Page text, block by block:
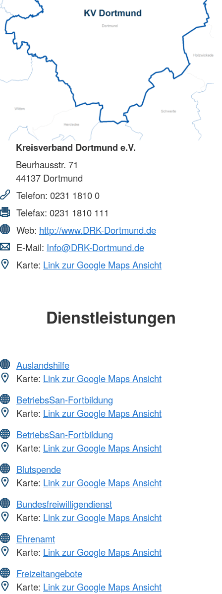
Kreisverband Dortmund e.V.
Beurhausstr. 71
44137 Dortmund
Telefon: 0231 1810 0
Telefax: 0231 1810 111
Web: http://www.DRK-Dortmund.de
E-Mail: Info@DRK-Dortmund.de
Karte: Link zur Google Maps Ansicht
Dienstleistungen
Auslandshilfe
Karte: Link zur Google Maps Ansicht
BetriebsSan-Fortbildung
Karte: Link zur Google Maps Ansicht
BetriebsSan-Fortbildung
Karte: Link zur Google Maps Ansicht
Blutspende
Karte: Link zur Google Maps Ansicht
Bundesfreiwilligendienst
Karte: Link zur Google Maps Ansicht
Ehrenamt
Karte: Link zur Google Maps Ansicht
Freizeitangebote
Karte: Link zur Google Maps Ansicht